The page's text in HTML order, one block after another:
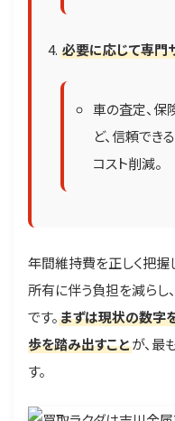
必要に応じて専門
車の査定、保
ど、信頼でき
コスト削減。
年間維持費を正しく把握
所有に伴う負担を減らし
です。まずは現状の数字
歩を踏み出すことが、
す。